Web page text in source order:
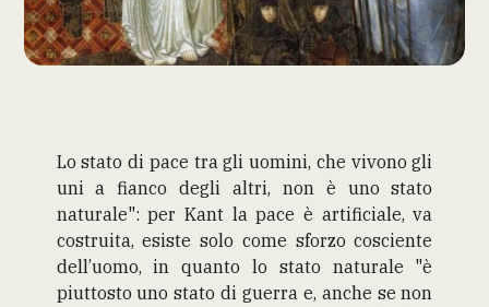
Lo stato di pace tra gli uomini, che vivono gli
uni a fianco degli altri, non è uno stato
naturale": per Kant la pace è artificiale, va
costruita, esiste solo come sforzo cosciente
dell’uomo, in quanto lo stato naturale "è
piuttosto uno stato di guerra e, anche se non